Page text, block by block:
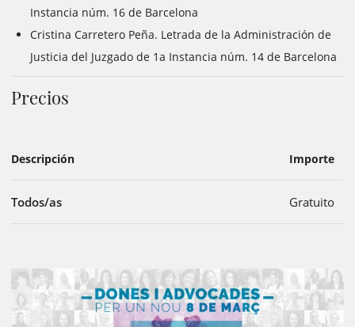
Instancia núm. 16 de Barcelona
Cristina Carretero Peña. Letrada de la Administración de
Justicia del Juzgado de 1a Instancia núm. 14 de Barcelona
Precios
Descripción Importe
Todos/as Gratuito